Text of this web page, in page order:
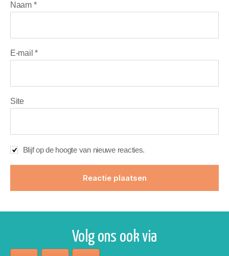
Naam *
E-mail*
Site
Blijf op de hoogte van nieuwe reacties.
Volg ons ook via